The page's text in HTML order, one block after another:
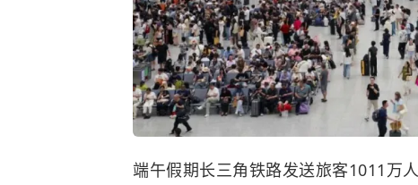
端午假期长三角铁路发送旅客1011万